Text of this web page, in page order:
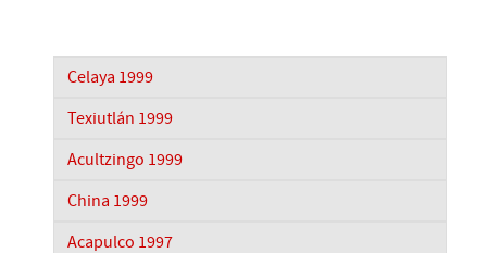
Celaya 1999
Texiutlán 1999
Acultzingo 1999
China 1999
Acapulco 1997